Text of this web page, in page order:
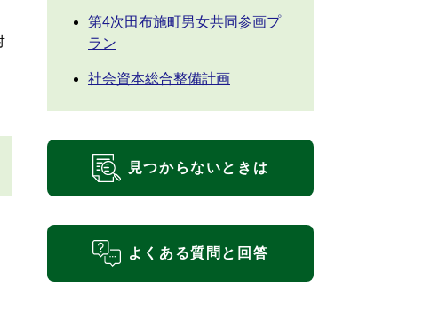
第4次田布施町男女共同参画プ
ラン
社会資本総合整備計画
見つからないときは
よくある質問と回答